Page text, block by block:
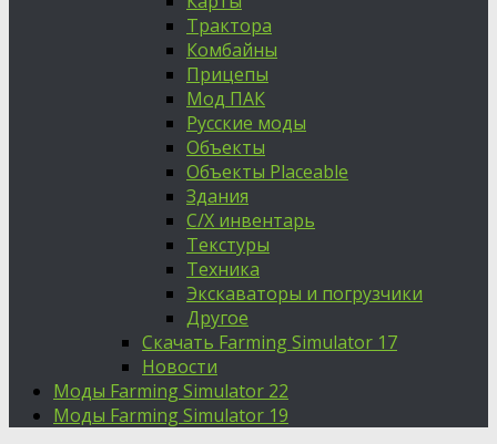
Трактора
Комбайны
Прицепы
Мод ПАК
Русские моды
Объекты
Объекты Placeable
Здания
С/Х инвентарь
Текстуры
Техника
Экскаваторы и погрузчики
Другое
Скачать Farming Simulator 17
Новости
Моды Farming Simulator 22
Моды Farming Simulator 19